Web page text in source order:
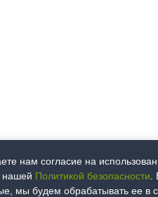
нам согласие на
нашей Политикой безопасности
мы будем обрабатывать ее в